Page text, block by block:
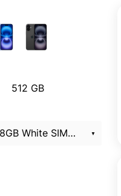
512 GB
Apple iPhone 16 Plus 128GB White SIM+eSIM